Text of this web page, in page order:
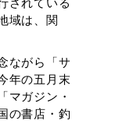
域は、関
ながら「サ
年の五月末
マガジン・
の書店・釣